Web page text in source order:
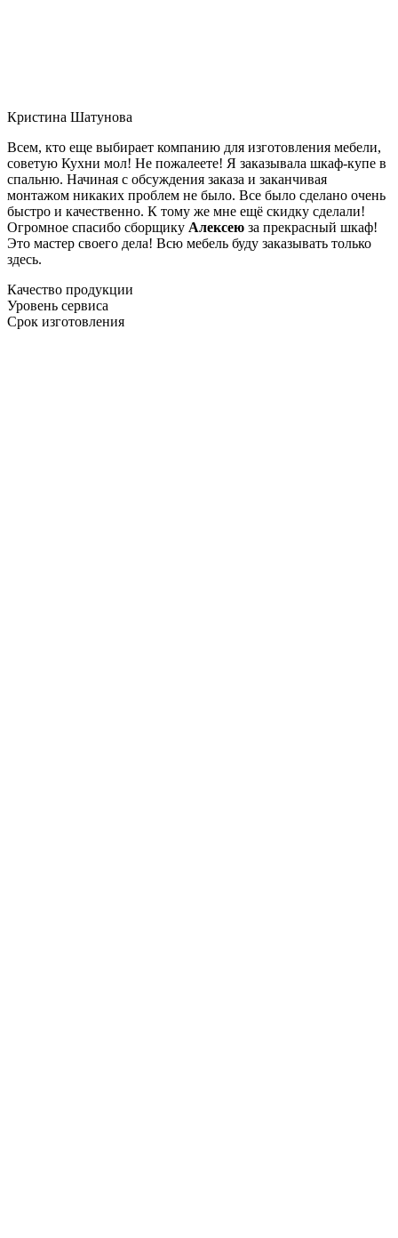
Кристина Шатунова
Всем, кто еще выбирает компанию для изготовления мебели,
советую Кухни мол! Не пожалеете! Я заказывала шкаф-купе в
спальню. Начиная с обсуждения заказа и заканчивая
монтажом никаких проблем не было. Все было сделано очень
быстро и качественно. К тому же мне ещё скидку сделали!
Огромное спасибо сборщику Алексею за прекрасный шкаф!
Это мастер своего дела! Всю мебель буду заказывать только
здесь.
Качество продукции
Уровень сервиса
Срок изготовления